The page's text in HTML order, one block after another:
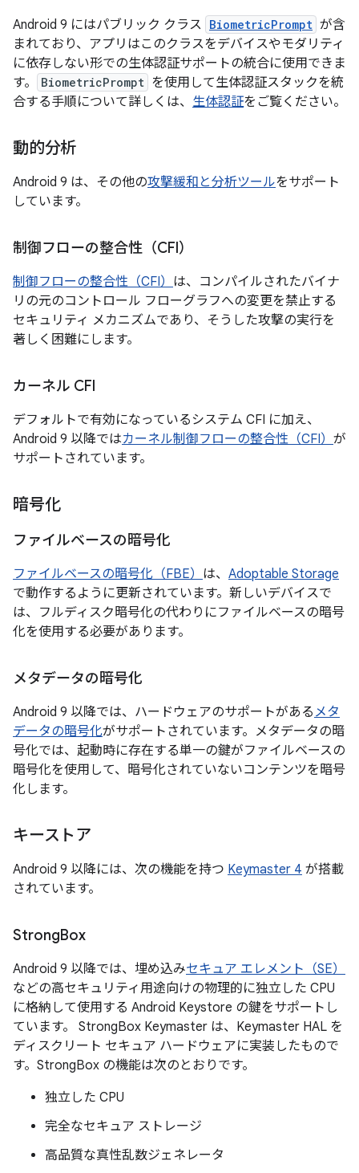
Android 9 にはパブリック クラス BiometricPrompt が含
まれており、アプリはこのクラスをデバイスやモダリティ
に依存しない形での生体認証サポートの統合に使用できま
す。
BiometricPrompt を使用して生体認証スタックを統
合する手順について詳しくは、 生体認証をご覧ください。
動的分析
Android 9 は、その他の攻撃緩和と分析ツールをサポート
しています。
制御フローの整合性（CFI）
制御フローの整合性（CFI） は、コンパイルされたバイナ
リの元のコントロール フローグラフへの変更を禁止する
セキュリティ メカニズムであり、そうした攻撃の実行を
著しく困難にします。
カーネル CFI
デフォルトで有効になっているシステム CFI に加え、
Android 9 以降ではカーネル制御フローの整合性（CFI） が
サポートされています。
暗号化
ファイルベースの暗号化
ファイルベースの暗号化（FBE） は、 Adoptable Storage
で動作するように更新されています。新しいデバイスで
は、フルディスク暗号化の代わりにファイルベースの暗号
化を使用する必要があります。
メタデータの暗号化
Android 9 以降では、ハードウェアのサポートがある メタ
データの暗号化がサポートされています。メタデータの暗
号化では、起動時に存在する単一の鍵がファイルベースの
暗号化を使用して、暗号化されていないコンテンツを暗号
化します。
キーストア
Android 9 以降には、次の機能を持つ Keymaster 4 が搭載
されています。
StrongBox
Android 9 以降では、埋め込みセキュア エレメント（SE）
などの高セキュリティ用途向けの物理的に独立した CPU
に格納して使用する Android Keystore の鍵をサポートし
ています。 StrongBox Keymaster は、Keymaster HAL を
ディスクリート セキュア ハードウェアに実装したもので
す。StrongBox の機能は次のとおりです。
独立した CPU
完全なセキュア ストレージ
高品質な真性乱数ジェネレータ